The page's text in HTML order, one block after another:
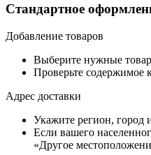
Стандартное
Добавление товаров
Выберите нужные
Проверьте содержимое
Адрес доставки
Укажите регион, город
Если вашего
«Другое